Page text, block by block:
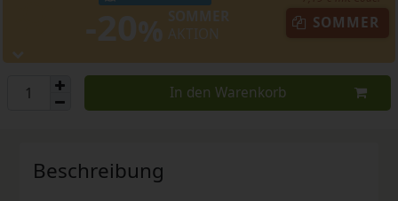
SOMMER
In den Warenkorb
Beschreibung